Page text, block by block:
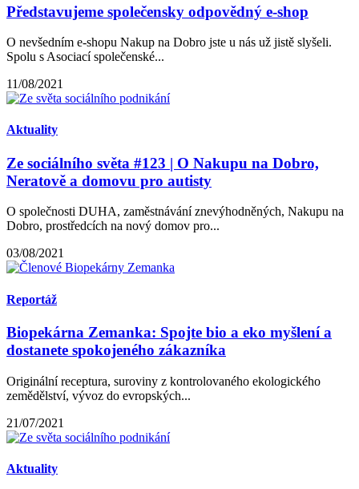
Představujeme společensky odpovědný e-shop
O nevšedním e-shopu Nakup na Dobro jste u nás už jistě slyšeli.
Spolu s Asociací společenské...
11/08/2021
Aktuality
Ze sociálního světa #123 | O Nakupu na Dobro,
Neratově a domovu pro autisty
O společnosti DUHA, zaměstnávání znevýhodněných, Nakupu na
Dobro, prostředcích na nový domov pro...
03/08/2021
Reportáž
Biopekárna Zemanka: Spojte bio a eko myšlení a
dostanete spokojeného zákazníka
Originální receptura, suroviny z kontrolovaného ekologického
zemědělství, vývoz do evropských...
21/07/2021
Aktuality